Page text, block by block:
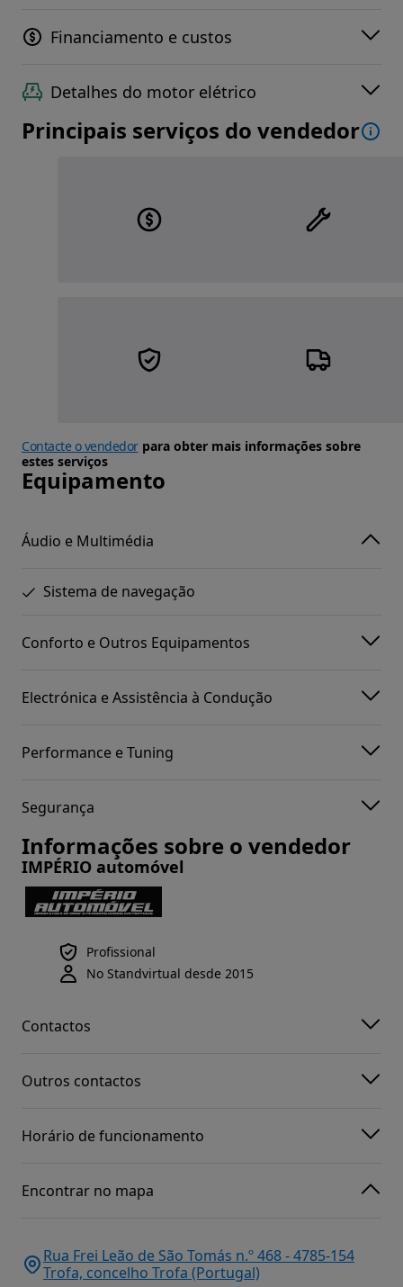
Financiamento e custos
Detalhes do motor elétrico
Principais serviços do vendedor
Contacte o vendedorpara obter mais informações sobre
estes serviços
Equipamento
Áudio e Multimédia
Sistema de navegação
Conforto e Outros Equipamentos
Electrónica e Assistência à Condução
Performance e Tuning
Segurança
Informações sobre o vendedor
IMPÉRIO automóvel
Profissional
No Standvirtual desde 2015
Contactos
Outros contactos
Horário de funcionamento
Encontrar no mapa
Rua Frei Leão de São Tomás n.º 468 - 4785-154
Trofa, concelho Trofa (Portugal)